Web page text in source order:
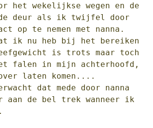
het wekelijkse wegen en de
deur als ik twijfel door
op te nemen met nanna.
ik nu heb bij het bereiken
is trots maar toch
falen in mijn achterhoofd,
laten komen....
dat mede door nanna
aan de bel trek wanneer ik